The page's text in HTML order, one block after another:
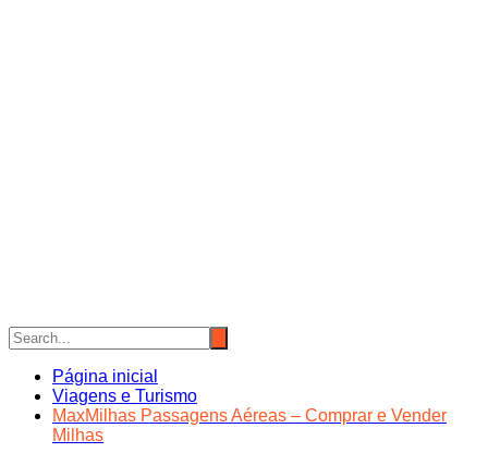
Página inicial
Viagens e Turismo
MaxMilhas Passagens Aéreas – Comprar e Vender
Milhas